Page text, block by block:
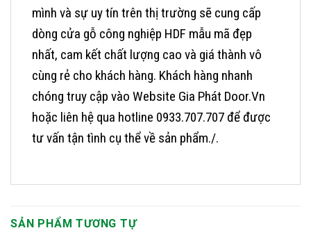
mình và sự uy tín trên thị trường sẽ cung cấp
dòng cửa gỗ công nghiệp HDF mẫu mã đẹp
nhất, cam kết chất lượng cao và giá thành vô
cùng rẻ cho khách hàng. Khách hàng nhanh
chóng truy cập vào Website Gia Phát Door.Vn
hoặc liên hệ qua hotline 0933.707.707 để được
tư vấn tận tình cụ thể về sản phẩm./.
SẢN PHẨM TƯƠNG TỰ